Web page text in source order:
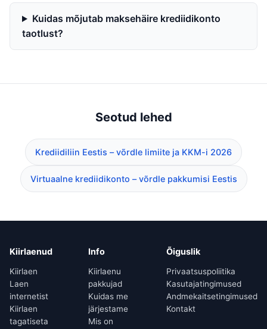
Kuidas mõjutab maksehäire krediidikonto
taotlust?
Seotud lehed
Krediidiliin Eestis – võrdle limiite ja KKM-i 2026
Virtuaalne krediidikonto – võrdle pakkumisi Eestis
Kiirlaenud
Kiirlaen
Laen
internetist
Kiirlaen
tagatiseta
Info
Kiirlaenu
pakkujad
Kuidas me
järjestame
Mis on
Õiguslik
Privaatsuspoliitika
Kasutajatingimused
Andmekaitsetingimused
Kontakt